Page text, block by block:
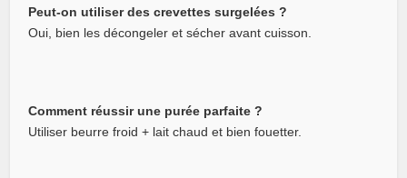
Peut-on utiliser des crevettes surgelées ?
Oui, bien les décongeler et sécher avant cuisson.
Comment réussir une purée parfaite ?
Utiliser beurre froid + lait chaud et bien fouetter.